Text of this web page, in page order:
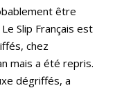
être
Slip Français est
chez
mais a été repris.
dégriffés, a